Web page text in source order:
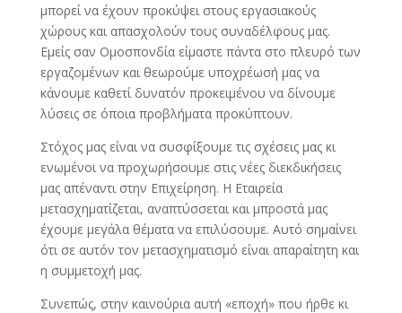
μπορεί να έχουν προκύψει στους εργασιακούς
χώρους και απασχολούν τους συναδέλφους μας.
Εμείς σαν Ομοσπονδία είμαστε πάντα στο πλευρό των
εργαζομένων και θεωρούμε υποχρέωσή μας να
κάνουμε καθετί δυνατόν προκειμένου να δίνουμε
λύσεις σε όποια προβλήματα προκύπτουν.
Στόχος μας είναι να συσφίξουμε τις σχέσεις μας κι
ενωμένοι να προχωρήσουμε στις νέες διεκδικήσεις
μας απέναντι στην Επιχείρηση. Η Εταιρεία
μετασχηματίζεται, αναπτύσσεται και μπροστά μας
έχουμε μεγάλα θέματα να επιλύσουμε. Αυτό σημαίνει
ότι σε αυτόν τον μετασχηματισμό είναι απαραίτητη και
η συμμετοχή μας.
Συνεπώς, στην καινούρια αυτή «εποχή» που ήρθε κι